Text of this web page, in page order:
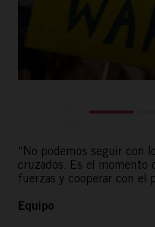
“No podemos seguir con
cruzados. Es el momento
fuerzas y cooperar con el
Equipo